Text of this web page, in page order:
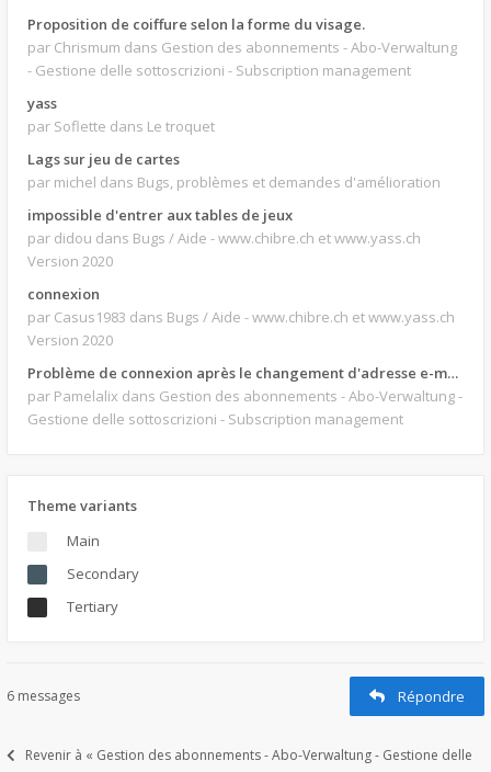
Proposition de coiffure selon la forme du visage.
par Chrismum dans Gestion des abonnements - Abo-Verwaltung
- Gestione delle sottoscrizioni - Subscription management
yass
par Soflette dans Le troquet
Lags sur jeu de cartes
par michel dans Bugs, problèmes et demandes d'amélioration
impossible d'entrer aux tables de jeux
par didou dans Bugs / Aide - www.chibre.ch et www.yass.ch
Version 2020
connexion
par Casus1983 dans Bugs / Aide - www.chibre.ch et www.yass.ch
Version 2020
Problème de connexion après le changement d'adresse e-mail.
par Pamelalix dans Gestion des abonnements - Abo-Verwaltung -
Gestione delle sottoscrizioni - Subscription management
Theme variants
Main
Secondary
Tertiary
6 messages Répondre
Revenir à « Gestion des abonnements - Abo-Verwaltung - Gestione delle